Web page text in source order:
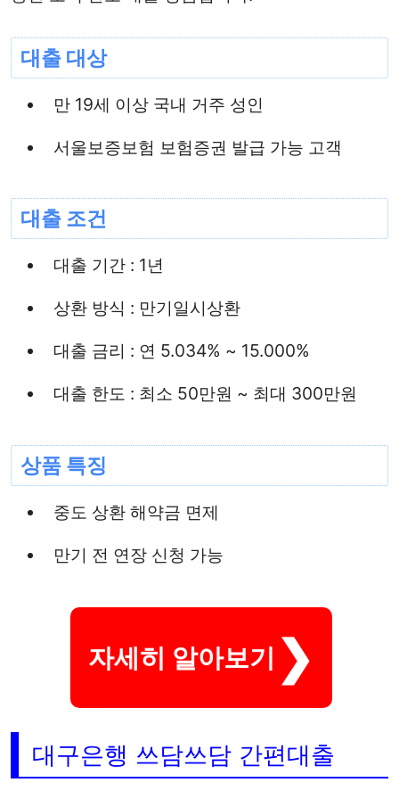
대출 대상
만 19세 이상 국내 거주 성인
서울보증보험 보험증권 발급 가능 고객
대출 조건
대출 기간 : 1년
상환 방식 : 만기일시상환
대출 금리 : 연 5.034% ~ 15.000%
대출 한도 : 최소 50만원 ~ 최대 300만원
상품 특징
중도 상환 해약금 면제
만기 전 연장 신청 가능
자세히 알아보기
대구은행 쓰담쓰담 간편대출